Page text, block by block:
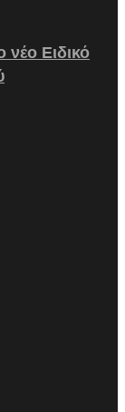
Ειδικό